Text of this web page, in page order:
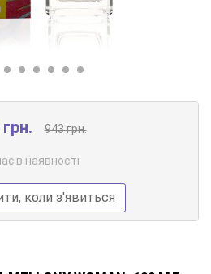
943 грн.
в наявності
коли з'явиться